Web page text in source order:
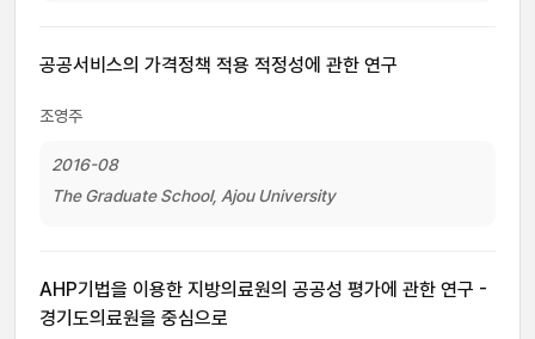
공공서비스의 가격정책 적용 적정성에 관한 연구
조영주
2016-08
The Graduate School, Ajou University
AHP기법을 이용한 지방의료원의 공공성 평가에 관한 연구 -
경기도의료원을 중심으로